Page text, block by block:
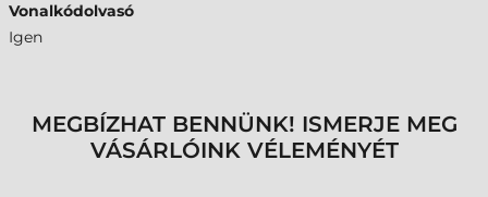
Vonalkódolvasó
Igen
MEGBÍZHAT BENNÜNK! ISMERJE MEG
VÁSÁRLÓINK VÉLEMÉNYÉT